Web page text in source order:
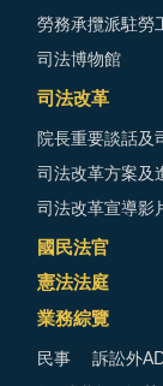
勞務承攬派駐勞
司法博物館
司法改革
院長重要談話及
司法改革方案及
司法改革宣導影
國民法官
憲法法庭
業務綜覽
民事 訴訟外